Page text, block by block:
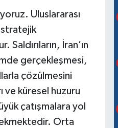
Uluslararası
stratejik
İran’ın
gerçekleşmesi,
çözülmesini
ve küresel huzuru
çatışmalara yol
Orta